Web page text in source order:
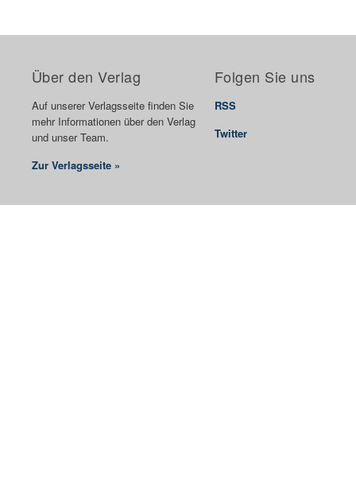
Über den Verlag
Auf unserer Verlagsseite finden Sie
mehr Informationen über den Verlag
und unser Team.
Zur Verlagsseite »
Folgen Sie uns
RSS
Twitter